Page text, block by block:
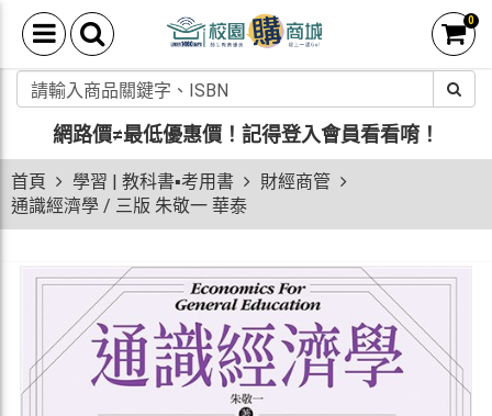
0
網路價≠最低優惠價！ 記得登入會員看看唷！
首頁 學習 | 教科書▪考用書
財經商管
通識經濟學 / 三版 朱敬一 華泰